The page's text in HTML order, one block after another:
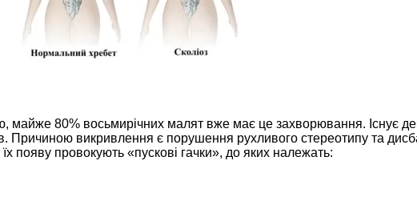
майже 80% восьмирічних малят вже має це захворювання. Існує
Причиною викривлення є порушення рухливого стереотипу та
появу провокують «пускові гачки», до яких належать: